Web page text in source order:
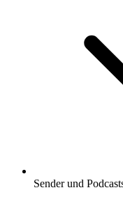
Sender und